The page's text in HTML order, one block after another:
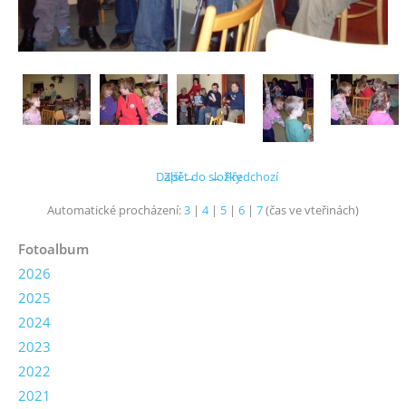
← Předchozí
Další →
Zpět do složky
Automatické procházení:3 | 4| 5 | 6 | 7(čas ve vteřinách)
Fotoalbum
2026
2025
2024
2023
2022
2021